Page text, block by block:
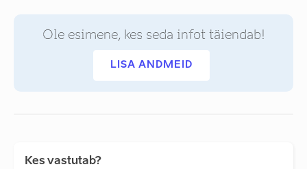
Ole esimene, kes seda infot täiendab!
LISA ANDMEID
Kes vastutab?